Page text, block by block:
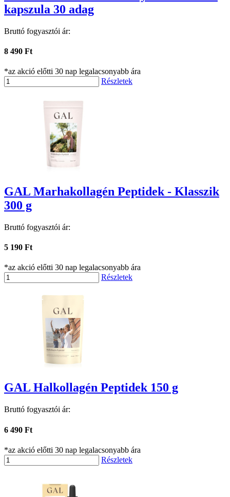
kapszula 30 adag
Bruttó fogyasztói ár:
8 490 Ft
*az akció előtti 30 nap legalacsonyabb ára
Részletek
GAL Marhakollagén Peptidek - Klasszik
300 g
Bruttó fogyasztói ár:
5 190 Ft
*az akció előtti 30 nap legalacsonyabb ára
Részletek
GAL Halkollagén Peptidek 150 g
Bruttó fogyasztói ár:
6 490 Ft
*az akció előtti 30 nap legalacsonyabb ára
Részletek